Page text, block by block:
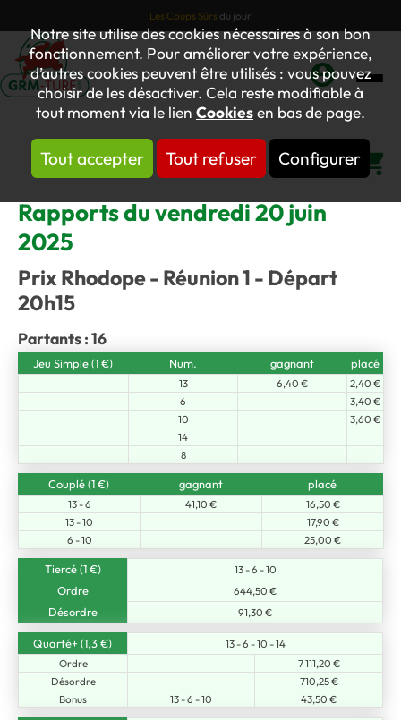
Notre site utilise des cookies nécessaires à son bon
fonctionnement. Pour améliorer votre expérience,
d’autres cookies peuvent être utilisés : vous pouvez
choisir de les désactiver. Cela reste modifiable à
tout moment via le lien Cookiesen bas de page.
Tout accepter Tout refuser Configurer
Les Coups Sûrs du jour
Mon
compte
Rapports du vendredi 20 juin
2025
Prix Rhodope - Réunion 1 - Départ
20h15
Partants : 16
Jeu Simple (1 €) Num. gagnant placé
13 6,40 €
2,40 €
6
3,40 €
10
3,60 €
14
8
Couplé (1 €) gagnant placé
13 - 6 41,10 €
16,50 €
13 - 10
17,90 €
6 - 10
25,00 €
Tiercé (1 €) 13 - 6 - 10
Ordre 644,50 €
Désordre 91,30 €
Quarté+ (1,3 €)
13 - 6 - 10 - 14
Ordre
7 111,20 €
Désordre
710,25 €
Bonus
13 - 6 - 10 43,50 €